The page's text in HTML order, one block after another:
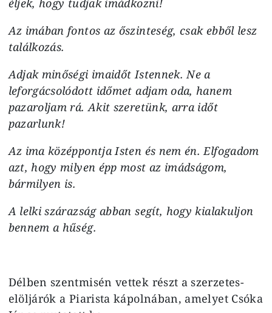
Az imában fontos az őszinteség, csak ebből lesz
találkozás.
Adjak minőségi imaidőt Istennek. Ne a
leforgácsolódott időmet adjam oda, hanem
pazaroljam rá. Akit szeretünk, arra időt
pazarlunk!
Az ima középpontja Isten és nem én. Elfogadom
azt, hogy milyen épp most az imádságom,
bármilyen is.
A lelki szárazság abban segít, hogy kialakuljon
bennem a hűség.
Délben szentmisén vettek részt a szerzetes-
elöljárók a Piarista kápolnában, amelyet Csóka